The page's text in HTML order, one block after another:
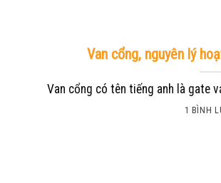
Van cổng, nguyên lý
Van cổng có tên tiếng anh là gate
1 BÌNH